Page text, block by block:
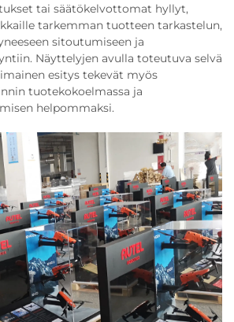
tai säätökelvottomat hyllyt,
tarkemman tuotteen tarkastelun,
sitoutumiseen ja
Näyttelyjen avulla toteutuva selvä
esitys tekevät myös
tuotekokoelmassa ja
helpommaksi.